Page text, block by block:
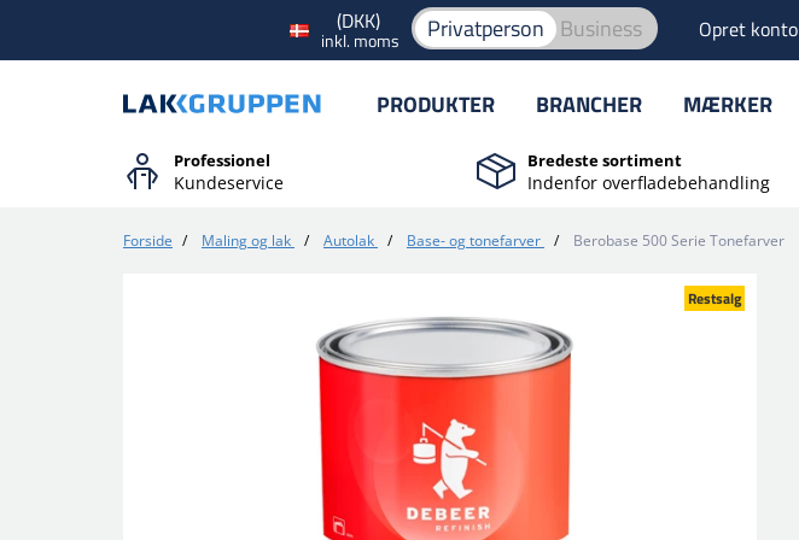
(DKK)
inkl. moms Privatperson Business Opret konto
PRODUKTER BRANCHER MÆRKER
Professionel
Kundeservice
Bredeste sortiment
Indenfor overfladebehandling
Forside / Maling og lak / Autolak / Base- og tonefarver / Berobase 500 Serie Tonefarver
Restsalg